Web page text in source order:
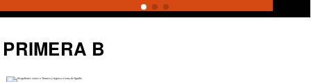
PRIMERA B